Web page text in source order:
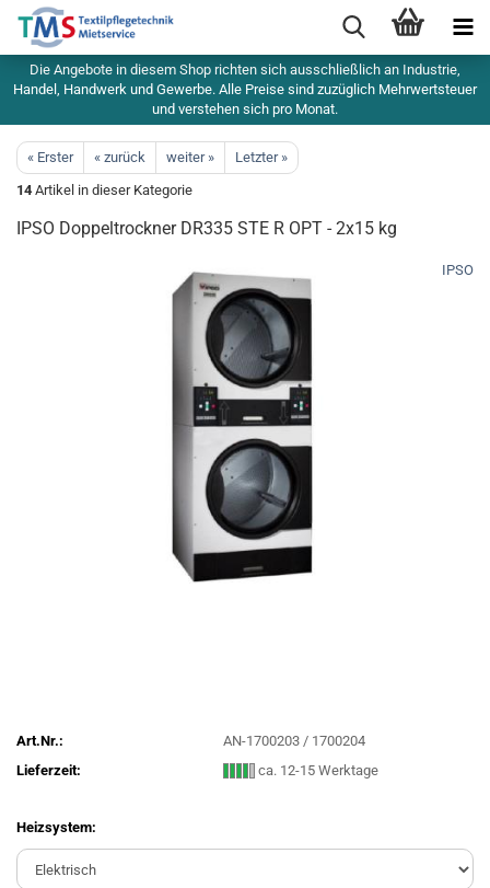
Die Angebote in diesem Shop richten sich ausschließlich an Industrie,
Handel, Handwerk und Gewerbe. Alle Preise sind zuzüglich Mehrwertsteuer
und verstehen sich pro Monat.
« Erster « zurück weiter »
Letzter »
14 Artikel in dieser Kategorie
IPSO Doppeltrockner DR335 STE R OPT - 2x15 kg
IPSO
Art.Nr.:
AN-1700203 / 1700204
Lieferzeit:
ca. 12-15 Werktage
Heizsystem: